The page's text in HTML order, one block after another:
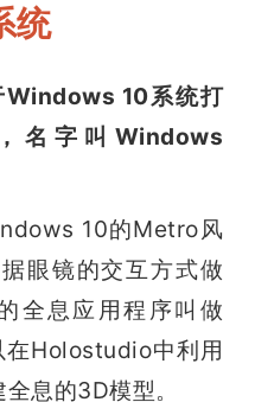
统
10系统打
名字叫Windows
10的Metro风
眼镜的交互方式做
全息应用程序叫做
Holostudio中利用
息的3D模型。